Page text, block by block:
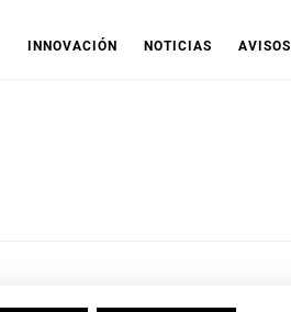
INNOVACIÓN NOTICIAS AVISOS